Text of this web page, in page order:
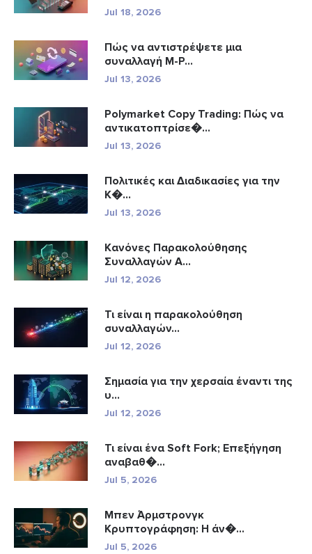
Jul 18, 2026
Πώς να αντιστρέψετε μια
συναλλαγή M-P...
Jul 13, 2026
Polymarket Copy Trading: Πώς να
αντικατοπτρίσε�...
Jul 13, 2026
Πολιτικές και Διαδικασίες για την
Κ�...
Jul 13, 2026
Κανόνες Παρακολούθησης
Συναλλαγών A...
Jul 12, 2026
Τι είναι η παρακολούθηση
συναλλαγών...
Jul 12, 2026
Σημασία για την χερσαία έναντι της
υ...
Jul 12, 2026
Τι είναι ένα Soft Fork; Επεξήγηση
αναβαθ�...
Jul 5, 2026
Μπεν Άρμστρονγκ
Κρυπτογράφηση: Η άν�...
Jul 5, 2026